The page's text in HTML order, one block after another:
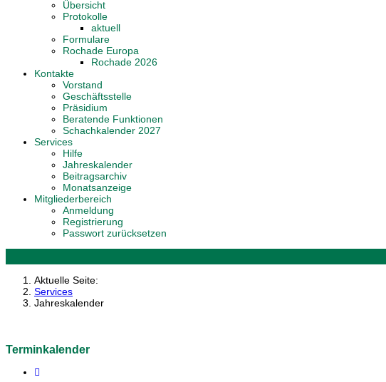
Übersicht
Protokolle
aktuell
Formulare
Rochade Europa
Rochade 2026
Kontakte
Vorstand
Geschäftsstelle
Präsidium
Beratende Funktionen
Schachkalender 2027
Services
Hilfe
Jahreskalender
Beitragsarchiv
Monatsanzeige
Mitgliederbereich
Anmeldung
Registrierung
Passwort zurücksetzen
Aktuelle Seite:
Services
Jahreskalender
Terminkalender